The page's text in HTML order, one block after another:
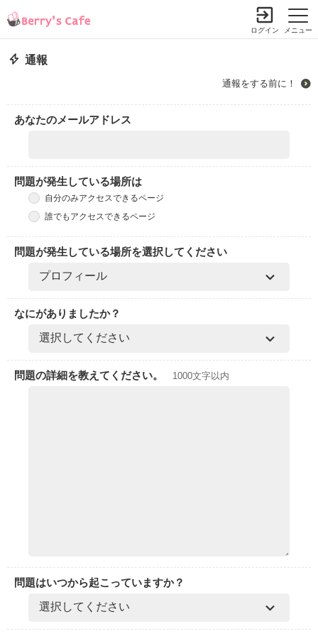
メニュー
ログイン
通報
通報をする前に！
あなたのメールアドレス
問題が発生している場所は
自分のみアクセスできるページ
誰でもアクセスできるページ
問題が発生している場所を選択してください
なにがありましたか？
問題の詳細を教えてください。 1000文字以内
問題はいつから起こっていますか？